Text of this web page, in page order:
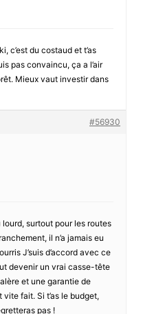
c’est du costaud et t’as
pas convaincu, ça a l’air
Mieux vaut investir dans
#56930
surtout pour les routes
il n’a jamais eu
J’suis d’accord avec ce
devenir un vrai casse-tête
et une garantie de
fait. Si t’as le budget,
pas !